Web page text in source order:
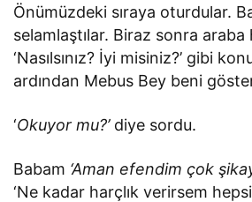
Önümüzdeki sıraya oturdular.
selamlaştılar. Biraz sonra
‘Nasılsınız? İyi misiniz?’ gibi
ardından Mebus Bey beni
‘Okuyor mu?’diye sordu.
Babam ‘Aman efendim çok
‘Ne kadar harçlık verirsem